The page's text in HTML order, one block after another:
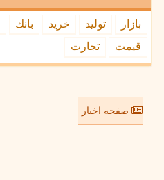
بازار تولید خرید بانك
قیمت
تجارت
صفحه اخبار